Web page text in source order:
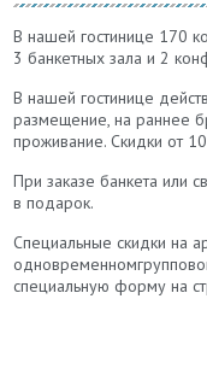
В нашей гостинице 170
3 банкетных зала и 2
В нашей гостинице
размещение, на раннее
проживание. Скидки от
При заказе банкета или
в подарок.
Специальные скидки на
специальную форму на